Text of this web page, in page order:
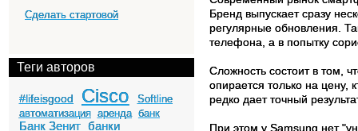
Сделать стартовой
Теги авторов
#lifeisgood Cisco
Softline
автоматизация аренда банк
Банк Зенит банки
Бренд выпускает сразу
регулярные обновления.
телефона, а в попытку
Сложность состоит в том,
опирается только на цену,
редко дает точный
При этом у Samsung нет